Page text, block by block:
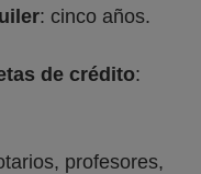
: cinco años.
de crédito:
profesores,